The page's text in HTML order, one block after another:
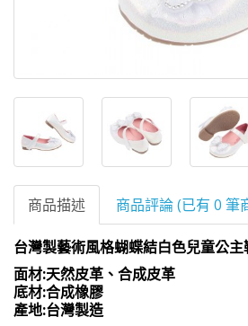
商品描述 商品評論 (已有 0 筆
台灣製藝術風格蝴蝶結白色兒童公主
面材:天然皮革、合成皮革
底材:合成橡膠
產地:台灣製造